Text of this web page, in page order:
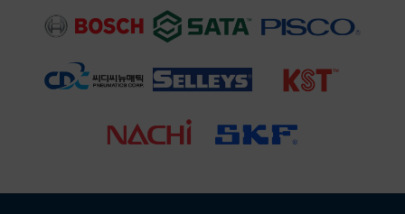
Makita cung cấp danh mục sản phẩm đa dạng, từ dụng cụ điện
đến dụng cụ dùng pin, đáp ứng mọi nhu cầu từ gia công cơ khí,
Mecsu (giá tham khảo quý 2/2025, có thể thay đổi):
Mô tả: Máy mài Makita dùng để mài, cắt, đánh bóng kim